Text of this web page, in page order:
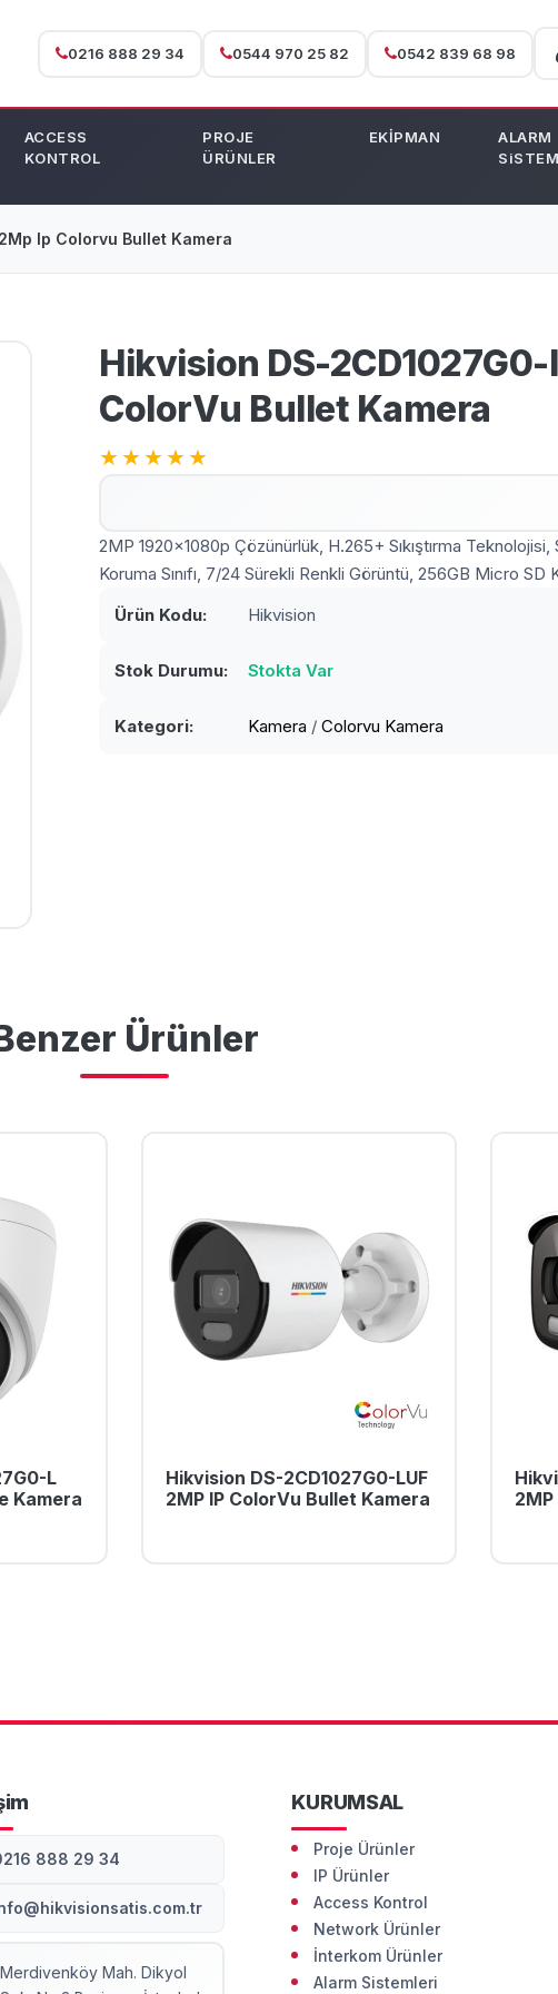
0216 888 29 34 0544 970 25 82 0542 839 68 98
ACCESS
KONTROL
PROJE
ÜRÜNLER
EKİPMAN
ALARM
Ip Colorvu Bullet Kamera
Hikvision DS-2CD1027G0-
ColorVu Bullet Kamera
★★★★★
2MP 1920x1080p Çözünürlük, H.265+ Sıkıştırma Teknolojisi,
Koruma Sınıfı, 7/24 Sürekli Renkli Görüntü, 256GB Micro
Ürün Kodu:
Hikvision
Stok Durumu: Stokta Var
Kategori: Kamera /Colorvu Kamera
Ürünler
L
Kamera
Hikvision DS-2CD1027G0-LUF
2MP IP ColorVu Bullet Kamera
888 29 34
Merdivenköy Mah. Dikyol
KURUMSAL
Proje Ürünler
IP Ürünler
Access Kontrol
Network Ürünler
İnterkom Ürünler
Alarm Sistemleri